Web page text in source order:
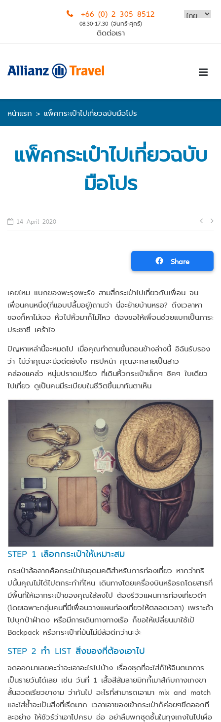
+66 (0) 2 305 8512
08.30-17.30 (จันทร์-ศุกร์)
ติดต่อเรา
หน้าแรก > แพ็คกระเป๋าไปเที่ยวฉบับมือโปร
แพ็คกระเป๋าไปเที่ยวฉบับ
มือโปร
14 April 2020
Share
เคยไหม แบกของพะรุงพะรัง สามสี่กระเป๋าไปเที่ยวกับเพื่อน จน
เพื่อนคนหนึ่ง(ที่แอบปลื้มอยู่)ถามว่า นี่จะย้ายบ้านหรอ? ถึงเวลาหา
ของก็หาไม่เจอ หิ้วไปหิ้วมาก็ไม่ไหว ต้องขอให้เพื่อนช่วยแบกเป็นภาระ
ประชาชี เศร้าใจ
ปัญหาเหล่านี้จะหมดไป เมื่อคุณทำตามขั้นตอนข้างล่างนี้ อิฉันรับรอง
ว่า ไม่ว่าคุณจะมีอดีตยังไง ทริปหน้า คุณจะกลายเป็นสาว
คล่องแคล่ว หนุ่มปราดเปรียว ที่เดินหิ้วกระเป๋าเล็กๆ ชิคๆ ใบเดียว
ไปเที่ยว ดูเป็นคนมีระเบียบในชีวิตขึ้นมาทันตาเห็น
STEP 1 เลือกกระเป๋าให้เหมาะสม
กระเป๋าล้อลากคือกระเป๋าในอุดมคติสำหรับการท่องเที่ยว หากว่าทริ
ปนั้นคุณไม่ได้ไปตกระกำที่ไหน เดินทางโดยเครื่องบินหรือรถโดยสารที่
มีพื้นที่ให้เอากระเป๋าของคุณใส่ลงไป ต้องรีวิวแผนการท่องเที่ยวดีๆ
(โดยเฉพาะกลุ่มคนที่มีเพื่อนวางแผนท่องเที่ยวให้ตลอดเวลา) เพราะถ้า
ไปบุกป่าฝ่าดง หรือมีการเดินทางทางเรือ ก็ขอให้เปลี่ยนมาใช้เป้
Backpack หรือกระเป๋าที่มันไม่มีล้อดีกว่านะจ้ะ
STEP 2 ทำ LIST สิ่งของที่ต้องเอาไป
จดออกมาเลยคะว่าจะเอาอะไรไปบ้าง เรื่องชุดที่จะใส่ก็ให้จินตนาการ
เป็นรายวันได้เลย เช่น วันที่ 1 เสื้อสีส้มลายมิกกี้เมาส์กับกางเกงขา
สั้นอวดเรียวขางาม ว่ากันไป อะไรที่สามารถเอามา mix and match
และใส่ซ้ำจะเป็นสิ่งที่เริ่ดมาก เวลาเอาของเข้ากระเป๋าก็ค่อยๆขีดออกที
ละอย่าง ให้ชัวร์ว่าเอาไปครบ อ่อ อย่าลืมพกชุดชั้นในกุงเกงในไปเผื่อ